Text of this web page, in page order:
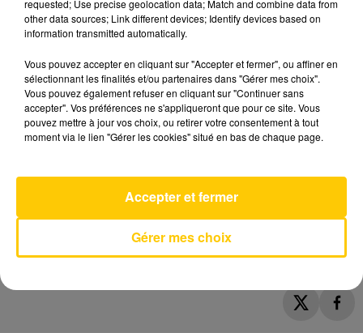
le bassin d'Alès avec les reportages de nos
journalistes sur le terrain.
AVEYRON NORD
requested; Use precise geolocation data; Match and combine data from
other data sources; Link different devices; Identify devices based on
information transmitted automatically.
Vous pouvez accepter en cliquant sur "Accepter et fermer", ou affiner en
sélectionnant les finalités et/ou partenaires dans "Gérer mes choix".
Vous pouvez également refuser en cliquant sur "Continuer sans
accepter". Vos préférences ne s'appliqueront que pour ce site. Vous
pouvez mettre à jour vos choix, ou retirer votre consentement à tout
moment via le lien "Gérer les cookies" situé en bas de chaque page.
Gérer mes choix
Accepter et fermer